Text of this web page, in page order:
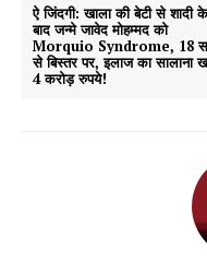
ऐ जिंदगी: खाला की बेटी से शादी के
बाद जन्मे जावेद मोहम्मद को
Morquio Syndrome, 18
से बिस्तर पर, इलाज का सालाना
4 करोड़ रुपये!